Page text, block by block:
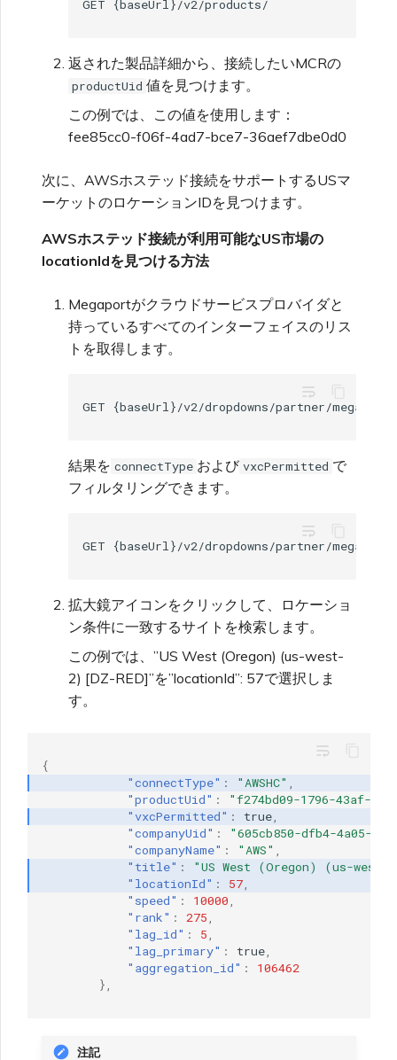
トラブルシューティング次の
迅速なサポートのためのデバ
ッグ情報提供
返された製品詳細から、接続したいMCRの
productUid 値を見つけます。
この例では、この値を使用します：
fee85cc0-f06f-4ad7-bce7-36aef7dbe0d0
次に、AWSホステッド接続をサポートするUSマ
ーケットのロケーションIDを見つけます。
AWSホステッド接続が利用可能なUS市場の
locationIdを見つける方法
Megaportがクラウドサービスプロバイダと
持っているすべてのインターフェイスのリス
トを取得します。
wrap_text
結果を connectType および vxcPermitted で
フィルタリングできます。
wrap_text
拡大鏡アイコンをクリックして、ロケーショ
ン条件に一致するサイトを検索します。
この例では、”US West (Oregon) (us-west-
2) [DZ-RED]”を”locationId”: 57で選択しま
す。
wrap_text
{
"connectType" : "AWSHC" ,
"productUid" :
"f274bd09-1796-43af-
"vxcPermitted" : true,
"companyUid" :
"605cb850-dfb4-4a05-
"companyName" : "AWS" ,
"title" :
"US West (Oregon) (us-west-
"locationId" : 57,
"speed" : 10000,
"rank" : 275,
"lag_id" : 5,
"lag_primary" : true,
"aggregation_id" :
106462
},
注記